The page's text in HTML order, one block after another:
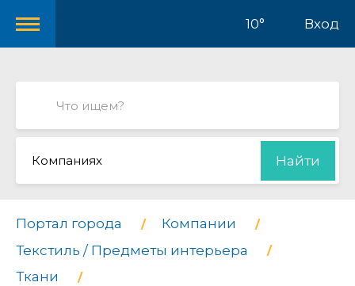
10° Вход
Компаниях Найти
Портал города
Компании
Текстиль / Предметы интерьера
Ткани